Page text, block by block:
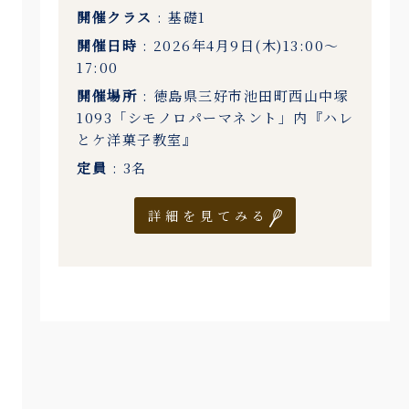
開催クラス : 基礎1
開催日時 : 2026年4月9日(木)13:00〜
17:00
開催場所 : 徳島県三好市池田町西山中塚
1093「シモノロパーマネント」内『ハレ
とケ洋菓子教室』
定員 : 3名
詳細を見てみる